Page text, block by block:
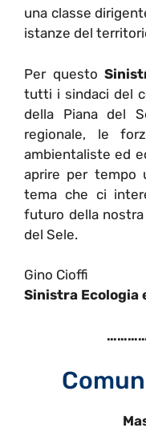
una classe
istanze del
Per questo
tutti i sindaci del
della Piana del
regionale, le
ambientaliste ed
aprire per tempo
tema che ci
futuro della
del Sele.
Gino Cioffi
Sinistra Ecologia